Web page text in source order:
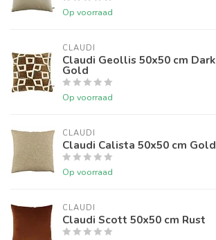
Op voorraad
CLAUDI
Claudi Geollis 50x50 cm Dark
Gold
Op voorraad
CLAUDI
Claudi Calista 50x50 cm Gold
Op voorraad
CLAUDI
Claudi Scott 50x50 cm Rust